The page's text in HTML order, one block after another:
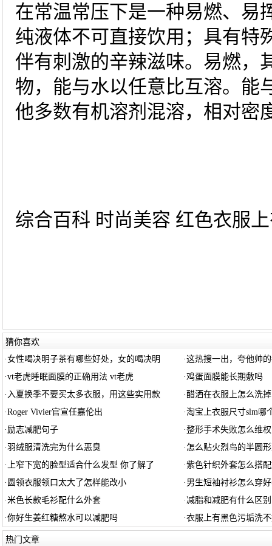
在常温常压下是一种易燃、易
纯液体不可直接饮用；具有特
伴有刺激的辛辣滋味。易燃，
物，能与水以任意比互溶。能
他多数有机溶剂混溶，相对密
综合百科 时尚美容 红色衣服
猜你喜欢
·女性喝决明子茶有哪些好处，女的喝决明 ·这热搜一出，夸他帅
·vt老虎睡眠面膜的正确用法 vt老虎 ·鸡蛋面膜能长期敷吗
· 入夏换季不要买太多衣服，用这些实用款 · 醋洒在衣服上怎么洗掉
·Roger Vivier官宣任嘉伦出 ·淘宝上衣服尺寸slm哪
· 励志减肥句子 ·整形手术失败怎么维权
·羽绒服清洗完为什么恶臭 · 怎么贴火烈鸟的半圆
· 上窄下宽的脸型适合什么发型 你了解了 ·紫色针织外套怎么搭
· 圆领衣服领口太大了怎样能改小 · 男生短袖衬衫怎么穿
·米色长款毛衫配什么外套 · 减脂和减肥有什么区别
·你好生姜红糖熬水可以减肥吗 ·衣服上有黑色污垢洗
热门文章